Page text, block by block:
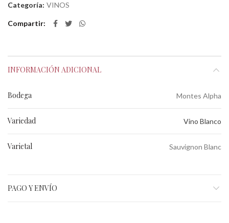
Categoría: VINOS
Compartir
INFORMACIÓN ADICIONAL
Bodega Montes Alpha
Variedad Vino Blanco
Varietal Sauvignon Blanc
PAGO Y ENVÍO